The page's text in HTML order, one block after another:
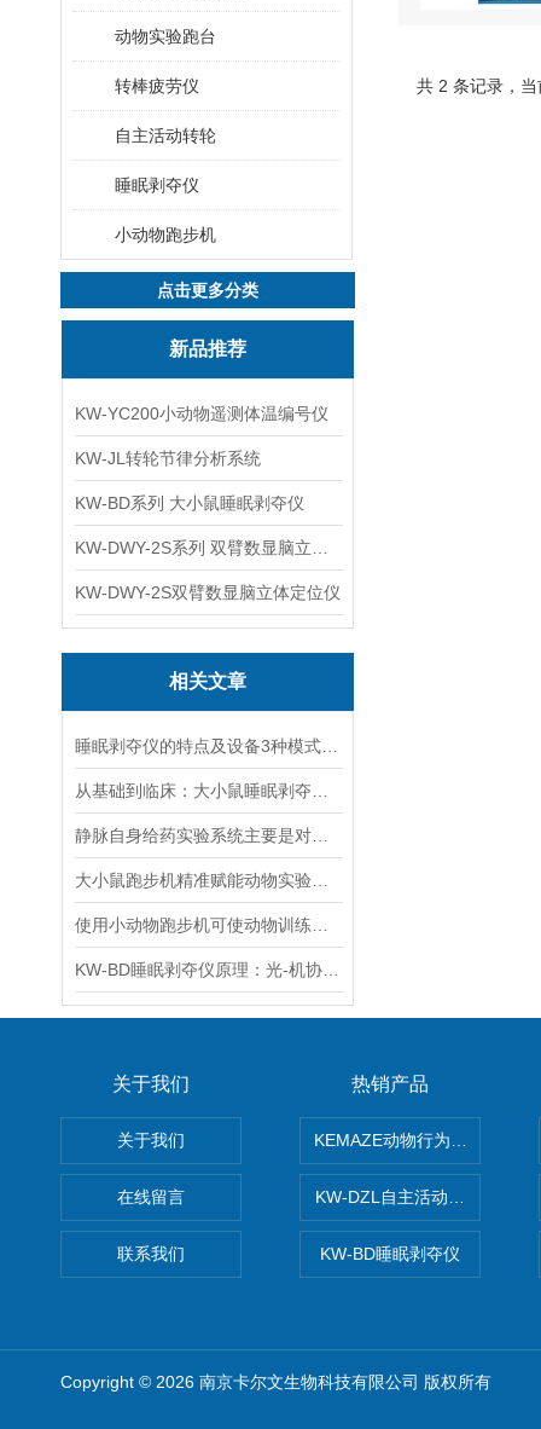
动物实验跑台
转棒疲劳仪
自主活动转轮
睡眠剥夺仪
小动物跑步机
点击更多分类
新品推荐
KW-YC200小动物遥测体温编号仪
KW-JL转轮节律分析系统
KW-BD系列 大小鼠睡眠剥夺仪
KW-DWY-2S双臂数显脑立体定位仪
相关文章
共 2 条记录，
关于我们
关于我们
在线留言
联系我们
热销产品
KEMAZE动物行为学分析系统
KW-DZL自主活动转轮系统
KW-BD睡眠剥夺仪
Copyright © 2026 南京卡尔文生物科技有限公司 版权所有